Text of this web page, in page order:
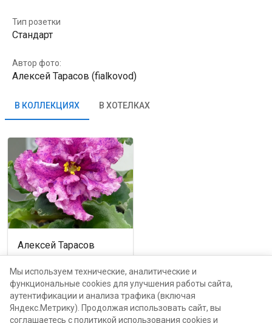
Тип розетки
Стандарт
Автор фото:
Алексей Тарасов (fialkovod)
В КОЛЛЕКЦИЯХ В ХОТЕЛКАХ
Алексей Тарасов
Москва, проспект Мира,
116Б
каталог
Мы используем технические, аналитические и
функциональные cookies для улучшения работы сайта,
аутентификации и анализа трафика (включая
Яндекс.Метрику). Продолжая использовать сайт, вы
соглашаетесь с политикой использования cookies и